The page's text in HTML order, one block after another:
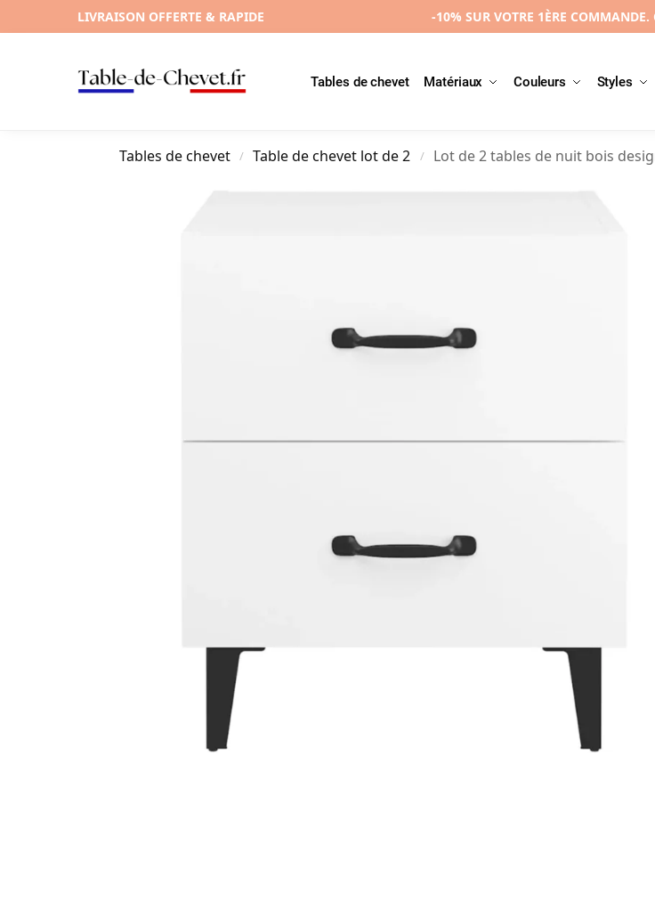
LIVRAISON OFFERTE & RAPIDE -10% SUR VOTRE 1ÈRE COMMANDE.
Tables de chevet Matériaux Couleurs Styles
Tables de chevet / Table de chevet lot de 2 / Lot de 2 tables de nuit bois